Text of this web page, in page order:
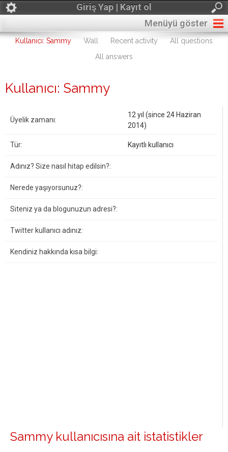
Giriş Yap | Kayıt ol
Menüyü göster
Kullanıcı: Sammy Wall Recent activity
All questions
All answers
Kullanıcı: Sammy
Üyelik zamanı:
12 yıl (since 24 Haziran
2014)
Tür: Kayıtlı kullanıcı
Adınız? Size nasıl hitap edilsin?:
Nerede yaşıyorsunuz?:
Siteniz ya da blogunuzun adresi?:
Twitter kullanıcı adınız:
Kendiniz hakkında kısa bilgi:
Sammy kullanıcısına ait istatistikler